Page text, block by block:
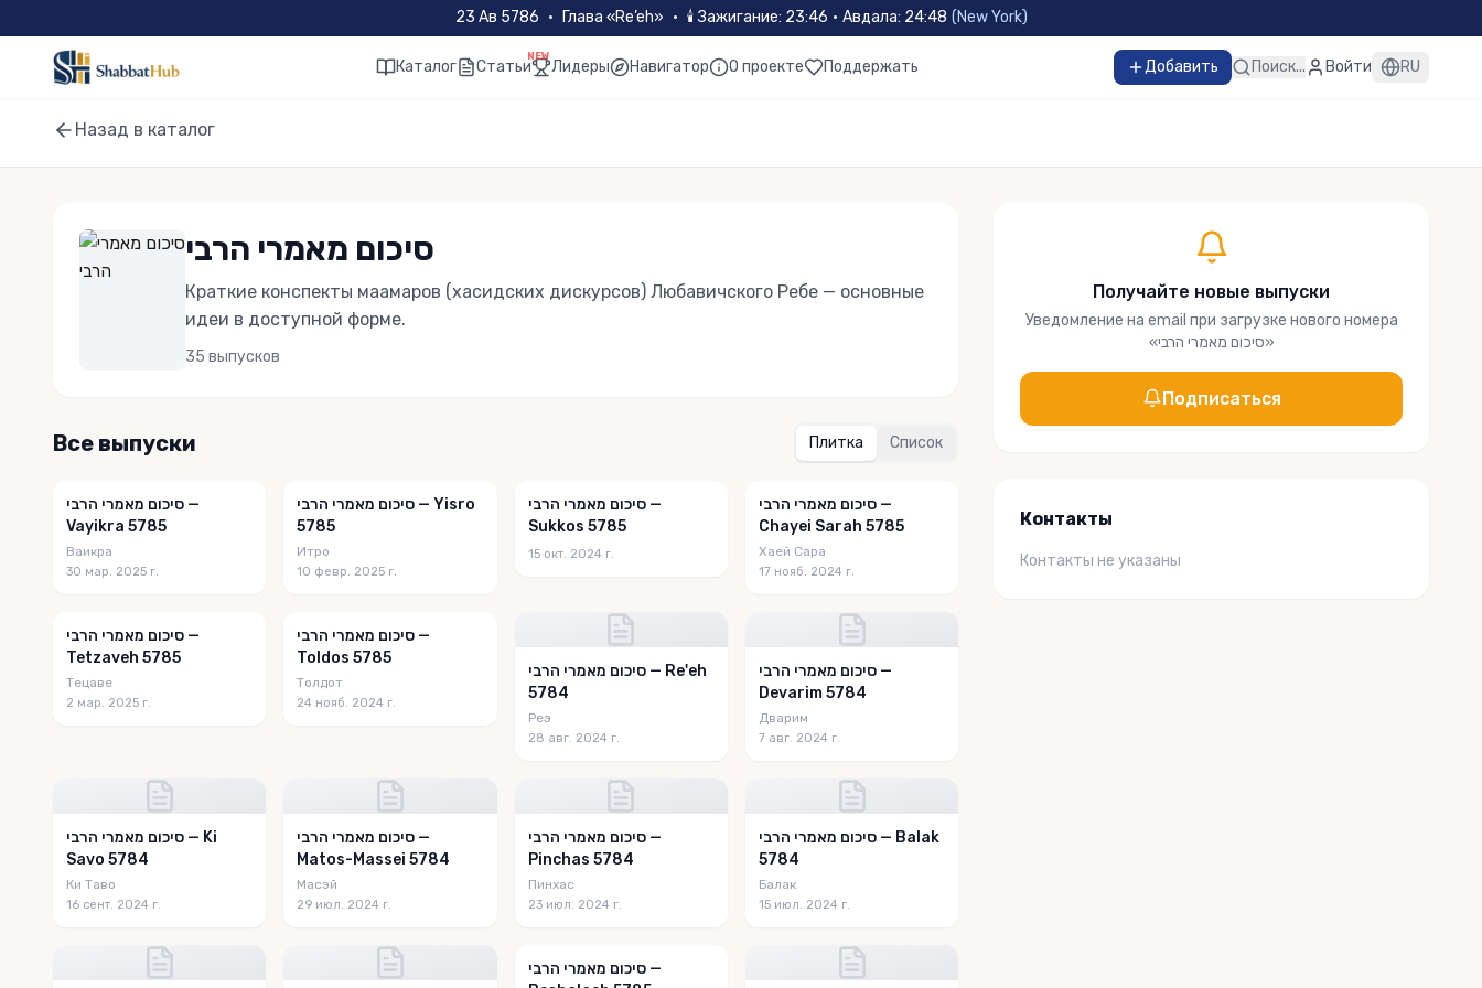
23 Ав 5786 • Глава «Re’eh» • 🕯Зажигание: 23:46 · Авдала: 24:48 (New York)
Каталог Статьи
NEW
Лидеры Навигатор О проекте Поддержать Добавить Поиск... Войти RU
Назад в каталог
סיכום מאמרי הרבי
Краткие конспекты маамаров (хасидских дискурсов) Любавичского Ребе — основные
идеи в доступной форме.
35 выпусков
Все выпуски Плитка Список
סיכום מאמרי הרבי —
Vayikra 5785
Ваикра
30 мар. 2025 г.
סיכום מאמרי הרבי — Yisro
5785
Итро
10 февр. 2025 г.
סיכום מאמרי הרבי —
Sukkos 5785
15 окт. 2024 г.
סיכום מאמרי הרבי —
Chayei Sarah 5785
Хаей Сара
17 нояб. 2024 г.
סיכום מאמרי הרבי —
Tetzaveh 5785
Тецаве
2 мар. 2025 г.
סיכום מאמרי הרבי —
Toldos 5785
Толдот
24 нояб. 2024 г.
סיכום מאמרי הרבי — Re'eh
5784
Реэ
28 авг. 2024 г.
סיכום מאמרי הרבי —
Devarim 5784
Дварим
7 авг. 2024 г.
סיכום מאמרי הרבי — Ki
Savo 5784
Ки Таво
16 сент. 2024 г.
סיכום מאמרי הרבי —
Matos-Massei 5784
Масэй
29 июл. 2024 г.
סיכום מאמרי הרבי —
Pinchas 5784
Пинхас
23 июл. 2024 г.
סיכום מאמרי הרבי — Balak
5784
Балак
15 июл. 2024 г.
סיכום מאמרי הרבי —
Получайте новые выпуски
Уведомление на email при загрузке нового номера
«סיכום מאמרי הרבי»
Подписаться
Контакты
Контакты не указаны